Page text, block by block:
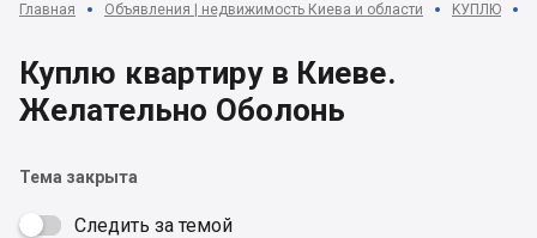
Главная Объявления | недвижимость Киева и области KУПЛЮ
Куплю квартиру в Киеве.
Желательно Оболонь
Тема закрыта
Следить за темой